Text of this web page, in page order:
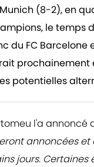
(8-2), en
le temps
du FC Barcelone
prochainement
potentielles
l'a annoncé
annoncées et
jours. Certaines